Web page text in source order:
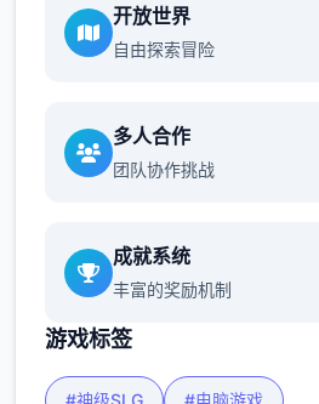
开放世界
自由探索冒险
多人合作
团队协作挑战
成就系统
丰富的奖励机制
游戏标签
#神级SLG #电脑游戏